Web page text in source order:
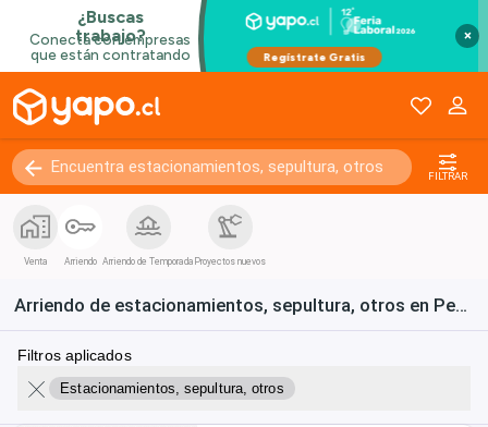
×
FILTRAR
Venta Arriendo Arriendo de Temporada Proyectos nuevos
Arriendo de estacionamientos, sepultura, otros en Pedro Aguirre Cerda
Filtros aplicados
Estacionamientos, sepultura, otros